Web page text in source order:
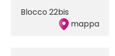
Blocco 22bis
mappa